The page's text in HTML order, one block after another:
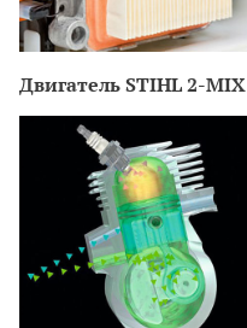
Двигатель STIHL 2-MIX